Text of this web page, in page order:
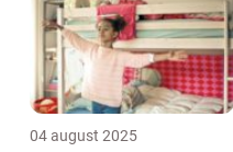
04 august 2025